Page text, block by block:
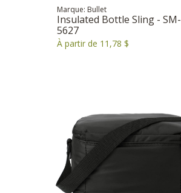
Marque: Bullet
Insulated Bottle Sling - SM-
5627
À partir de 11,78 $